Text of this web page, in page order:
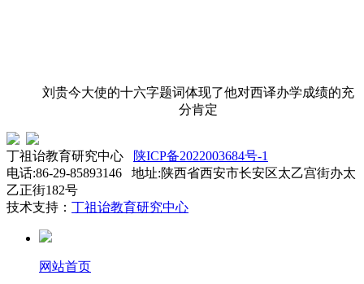
刘贵今大使的十六字题词体现了他对西译办学成绩的充
分肯定
丁祖诒教育研究中心
陕ICP备2022003684号-1
电话:86-29-85893146 地址:陕西省西安市长安区太乙宫街办太
乙正街182号
技术支持： 丁祖诒教育研究中心
网站首页